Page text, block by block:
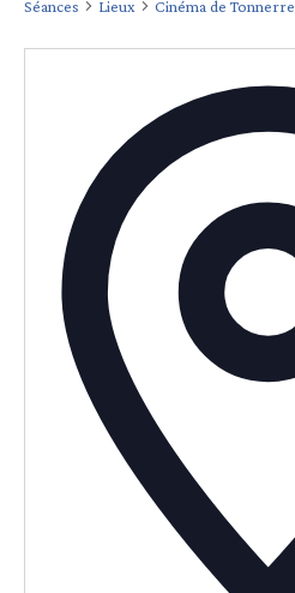
Séances Lieux Cinéma de Tonnerre